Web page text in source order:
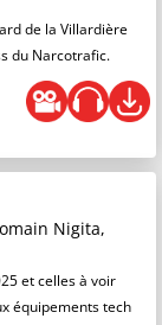
de la Villardière
du Narcotrafic.
Nigita,
et celles à voir
équipements tech